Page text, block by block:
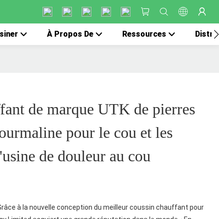
À Propos De Ressources
de marque UTK de pierres
pour le cou et les
de douleur au cou
à la nouvelle conception du meilleur coussin chauffant pour